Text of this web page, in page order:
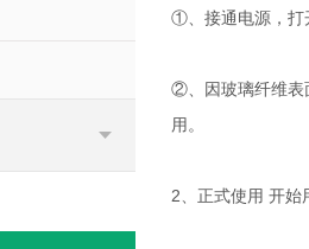
①、接通电源，打
②、因玻璃纤维表
用。
2、正式使用 开始